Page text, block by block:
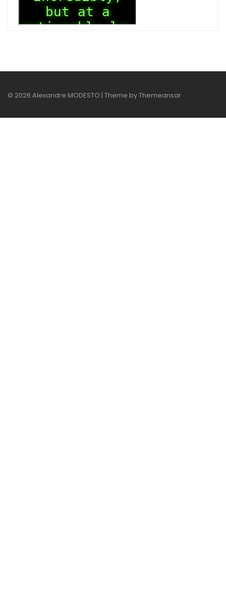
© 2026 Alexandre MODESTO | Theme byThemeansar